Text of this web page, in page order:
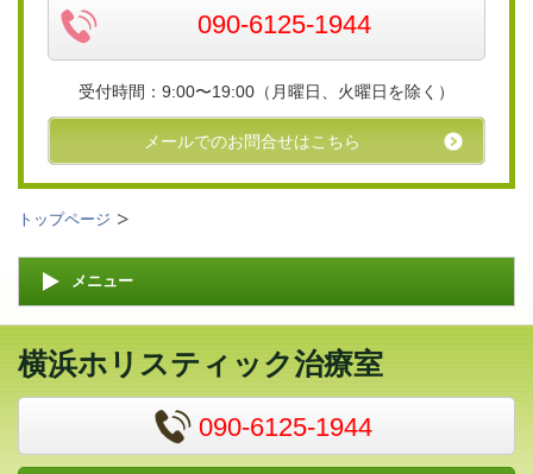
090-6125-1944
受付時間：9:00〜19:00（月曜日、火曜日を除く）
メールでのお問合せはこちら
トップページ
メニュー
横浜ホリスティック治療室
090-6125-1944